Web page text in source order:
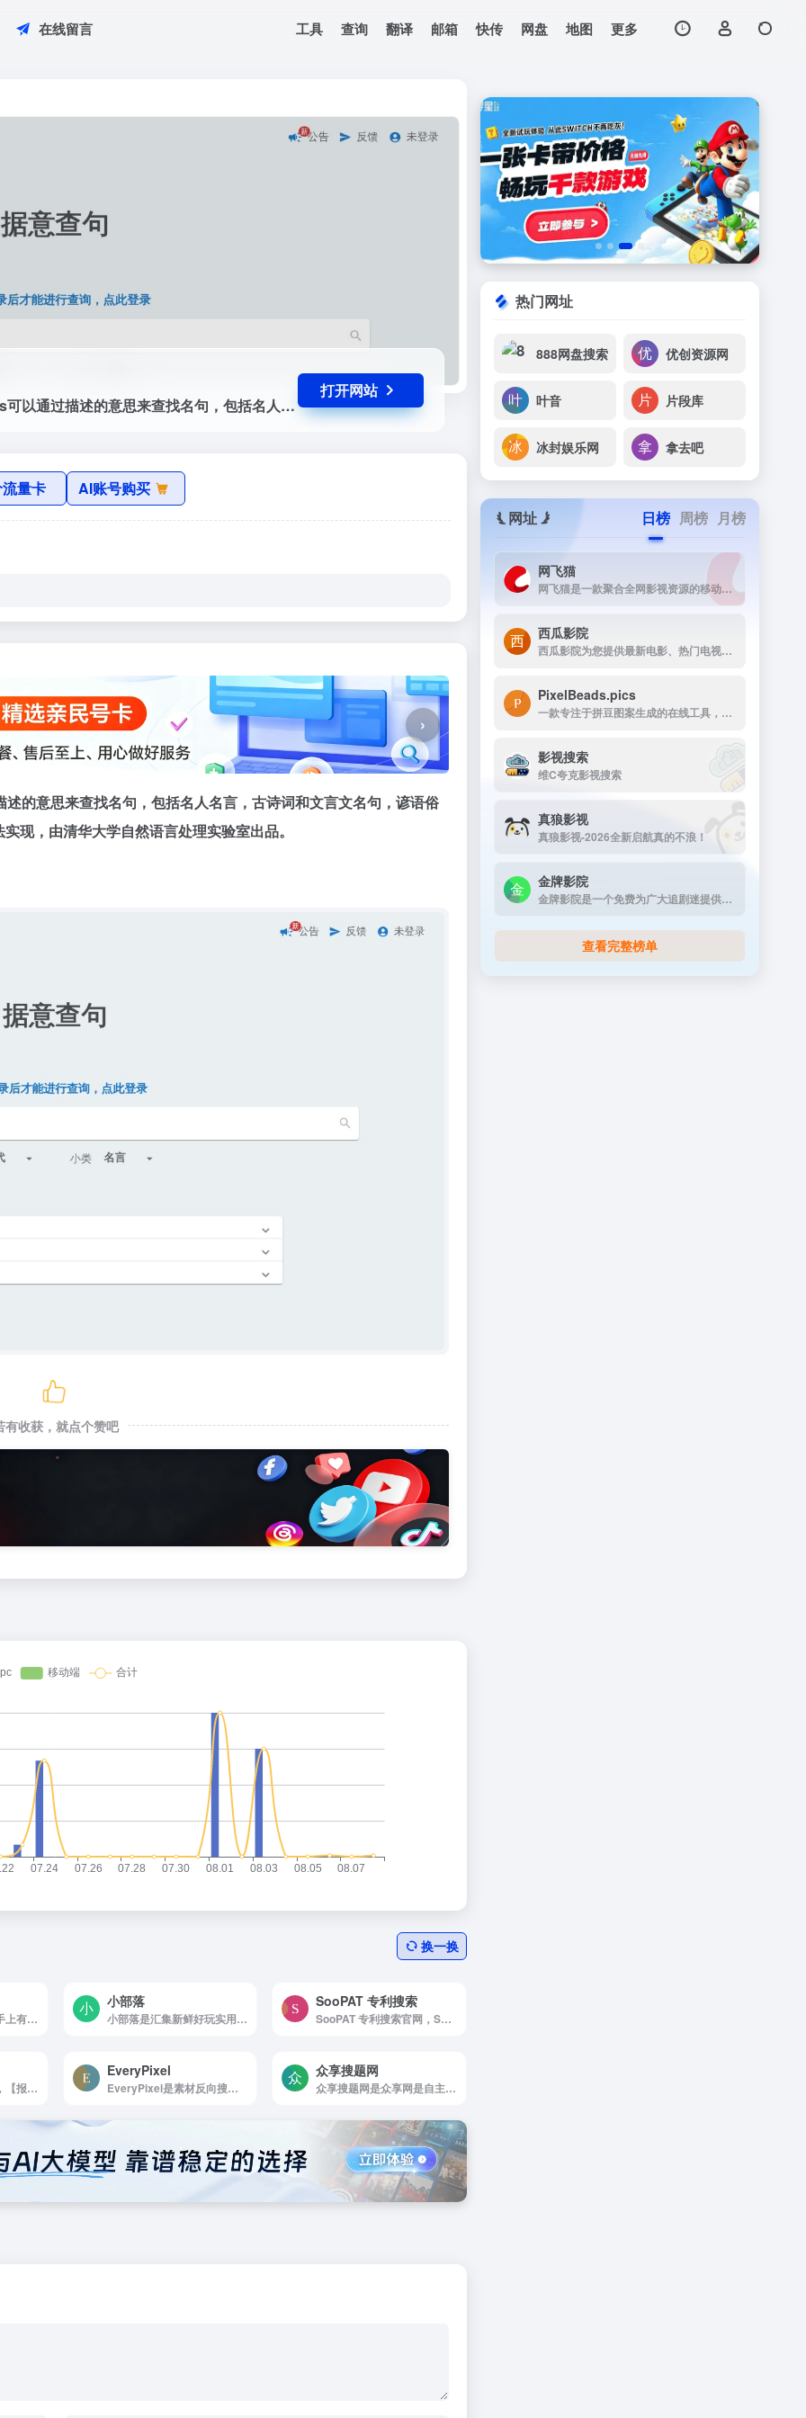
在线留言 工具 查询 翻译 邮箱 快传 网盘 地图 更多
WantQuotes 据意查句官网，WantQuotes可以通过描述的意思来查找名句，包括名人名言，古诗词和文言文名句，谚语俗语歇后语等。WantQuotes基于最先进的人工智能算法实现，由清华大学自然语言处理实验室出品。
打开网站
量卡 AI账号购买
›
的意思来查找名句，包括名人名言，古诗词和文言文名句，谚语俗
现，由清华大学自然语言处理实验室出品。
有收获，就点个赞吧
换一换
考试宝官网，只要你手上有题，在电脑就能轻松的导入试题，就可以在手机上愉快的刷题啦。一键搜索百万张已导入试卷，让试卷不在隐形化。工作题，职 业考试，职称考试，课程学习题公开资源，人人都能刷到自己的题。
小部落
小部落是汇集新鲜好玩实用的事物，汇...
SooPAT 专利搜索
SooPAT 专利搜索官网，SooPAT 专利搜索，专利搜索，专利查询，检索，下载
【报告查一查】官网，【报告查一查】专业研报平台丨收录海量行业报告/券商研报丨免费分享行业研报
EveryPixel
EveryPixel是素材反向搜索，集合了50个图库图片，适合设计师
众享搜题网
众享搜题网是众享网是自主研发的搜题平台，能搜索各类考试试题，满足有相同或类似问题的用户需求。
热门网址
888网盘搜索 优创资源网
叶音 片段库
冰封娱乐网 拿去吧
网址 日榜 周榜 月榜
网飞猫
网飞猫是一款聚合全网影视资源的移动端播放应用，主打免费、高画...
西瓜影院
西瓜影院为您提供最新电影、热门电视剧、综艺动漫免费在线观看，高清流畅无广告，海量片源每日更新，打造极致观影体验。
PixelBeads.pics
一款专注于拼豆图案生成的在线工具，用户只需上传任意照片或图片，即可一键将其像素化为可打印的拼豆图稿。
影视搜索
维C夸克影视搜索
真狼影视
真狼影视-2026全新启航真的不浪！
金牌影院
金牌影院是一个免费为广大追剧迷提供在线播放的影视站，涵盖大量免费的VIP电视剧资源、最新上映大片、好看的综艺节目及动漫视频，是一个播放速度快，资源多的免费影视网站
查看完整榜单